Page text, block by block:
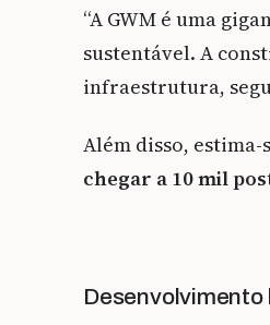
“A GWM é uma
sustentável. A
infraestrutura,
Além disso,
chegar a 10 mil
Desenvolvimento